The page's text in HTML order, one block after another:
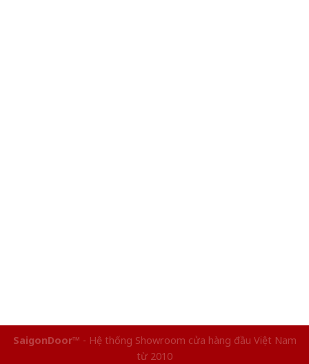
SaigonDoor™ - Hệ thống Showroom cửa hàng đầu Việt Nam
từ 2010